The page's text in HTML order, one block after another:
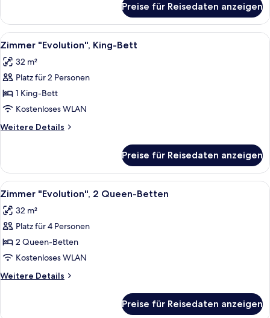
Queen
Beds,
Accessible
Preise für Reisedaten anzeigen
Alle
Fotos
für
Zimmer
"Evolution",
King-
Bett
anzeigen
Ein Hotelzimmer mit Bett,
5
Zimmer "Evolution", King-Bett
32 m²
Platz für 2 Personen
1 King-Bett
Kostenloses WLAN
Weitere Details
Weitere
"Evolution",
King-
Bett
Preise für Reisedaten anzeigen
Alle
Fotos
für
Zimmer
"Evolution",
2
Queen-
Betten
Ein Hotelzimmer mit Bett,
5
Zimmer "Evolution", 2 Queen-Betten
32 m²
Platz für 4 Personen
2 Queen-Betten
Kostenloses WLAN
Weitere Details
Weitere
Preise für Reisedaten anzeigen